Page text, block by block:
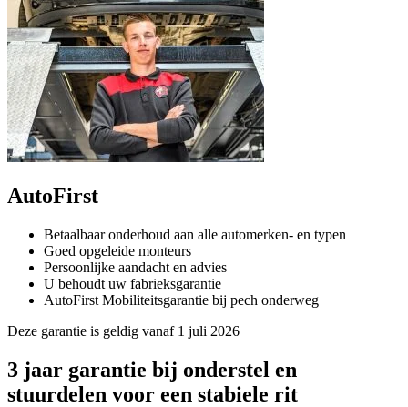
AutoFirst
Betaalbaar onderhoud aan alle automerken- en typen
Goed opgeleide monteurs
Persoonlijke aandacht en advies
U behoudt uw fabrieksgarantie
AutoFirst Mobiliteitsgarantie bij pech onderweg
Deze garantie is geldig vanaf 1 juli 2026
3 jaar garantie bij onderstel en
stuurdelen voor een stabiele rit